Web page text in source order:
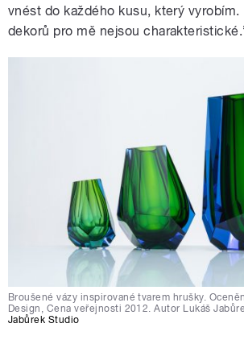
vnést do každého kusu, který vyrobím.
dekorů pro mě nejsou
Broušené vázy inspirované tvarem hrušky.
Design, Cena veřejnosti 2012. Autor Lukáš
Jabůrek Studio